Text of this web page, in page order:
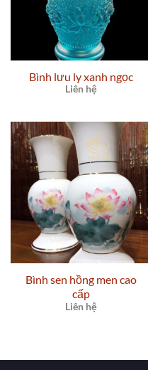
Bình lưu ly xanh ngọc
Liên hệ
Bình sen hồng men cao
cấp
Liên hệ